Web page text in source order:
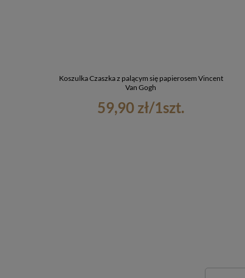
Koszulka Czaszka z palącym się papierosem Vincent
Van Gogh
59,90 zł/1szt.